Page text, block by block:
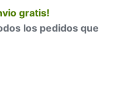
gratis!
los pedidos que